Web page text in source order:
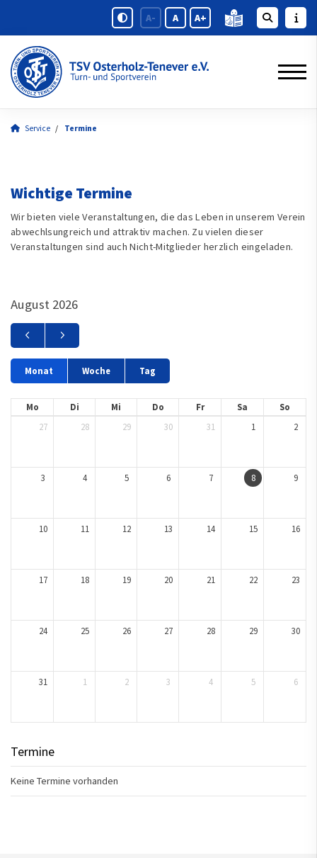
A- A A+
Service Termine
Wichtige Termine
Wir bieten viele Veranstaltungen, die das Leben in unserem Verein
abwechlsungreich und attraktiv machen. Zu vielen dieser
Veranstaltungen sind auch Nicht-Mitglieder herzlich eingeladen.
August 2026
Monat Woche Tag
Mo Di Mi Do Fr Sa
So
27
28 29 30 31 1 2
3 4 5 6 7 8 9
10 11 12 13 14 15 16
17 18 19 20 21 22 23
24 25 26 27 28 29 30
31 1 2 3 4 5 6
Termine
Keine Termine vorhanden